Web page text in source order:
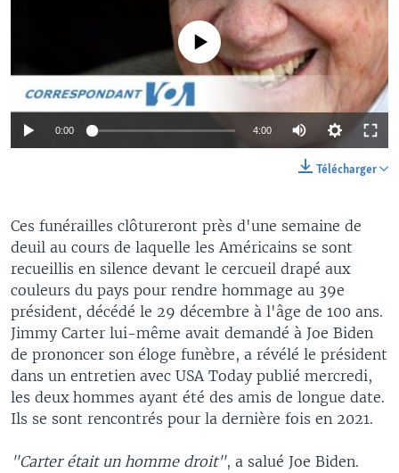
Auto 240p 360p 480p
720p
No media source currently available
0:00 4:00
480p
720p
Télécharger
Ces funérailles clôtureront près d'une semaine de
deuil au cours de laquelle les Américains se sont
recueillis en silence devant le cercueil drapé aux
couleurs du pays pour rendre hommage au 39e
président, décédé le 29 décembre à l'âge de 100 ans.
Jimmy Carter lui-même avait demandé à Joe Biden
de prononcer son éloge funèbre, a révélé le président
dans un entretien avec USA Today publié mercredi,
les deux hommes ayant été des amis de longue date.
Ils se sont rencontrés pour la dernière fois en 2021.
"Carter était un homme droit", a salué Joe Biden.